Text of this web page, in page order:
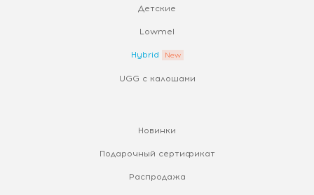
Детские
Lowmel
Hybrid
UGG с калошами
Новинки
Подарочный сертификат
Распродажа